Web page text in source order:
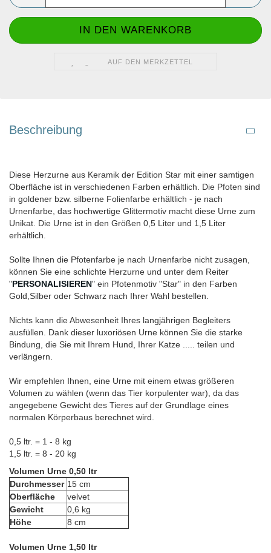
AUF DEN MERKZETTEL
Beschreibung
Diese Herzurne aus Keramik der Edition Star mit einer samtigen
Oberfläche ist in verschiedenen Farben erhältlich. Die Pfoten sind
in goldener bzw. silberne Folienfarbe erhältlich - je nach
Urnenfarbe, das hochwertige Glittermotiv macht diese Urne zum
Unikat. Die Urne ist in den Größen 0,5 Liter und 1,5 Liter
erhältlich.
Sollte Ihnen die Pfotenfarbe je nach Urnenfarbe nicht zusagen,
können Sie eine schlichte Herzurne und unter dem Reiter
"PERSONALISIEREN" ein Pfotenmotiv "Star" in den Farben
Gold,Silber oder Schwarz nach Ihrer Wahl bestellen.
Nichts kann die Abwesenheit Ihres langjährigen Begleiters
ausfüllen. Dank dieser luxoriösen Urne können Sie die starke
Bindung, die Sie mit Ihrem Hund, Ihrer Katze ..... teilen und
verlängern.
Wir empfehlen Ihnen, eine Urne mit einem etwas größeren
Volumen zu wählen (wenn das Tier korpulenter war), da das
angegebene Gewicht des Tieres auf der Grundlage eines
normalen Körperbaus berechnet wird.
0,5 ltr. = 1 - 8 kg
1,5 ltr. = 8 - 20 kg
Volumen Urne 0,50 ltr
Durchmesser 15 cm
Oberfläche
velvet
Gewicht
0,6 kg
Höhe
8 cm
Volumen Urne 1,50 ltr